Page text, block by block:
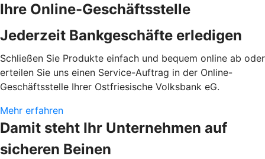
Ihre Online-Geschäftsstelle
Jederzeit Bankgeschäfte erledigen
Schließen Sie Produkte einfach und bequem online ab oder
erteilen Sie uns einen Service-Auftrag in der Online-
Geschäftsstelle Ihrer Ostfriesische Volksbank eG.
Mehr erfahren
Damit steht Ihr Unternehmen auf
sicheren Beinen